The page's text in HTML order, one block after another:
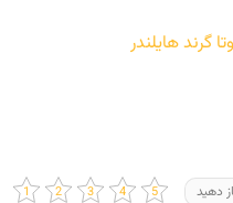
دهید